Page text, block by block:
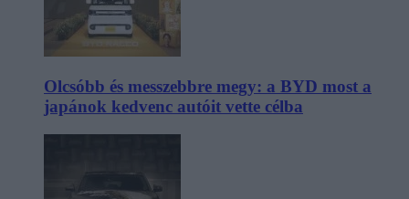
Olcsóbb és messzebbre megy: a BYD most a
japánok kedvenc autóit vette célba